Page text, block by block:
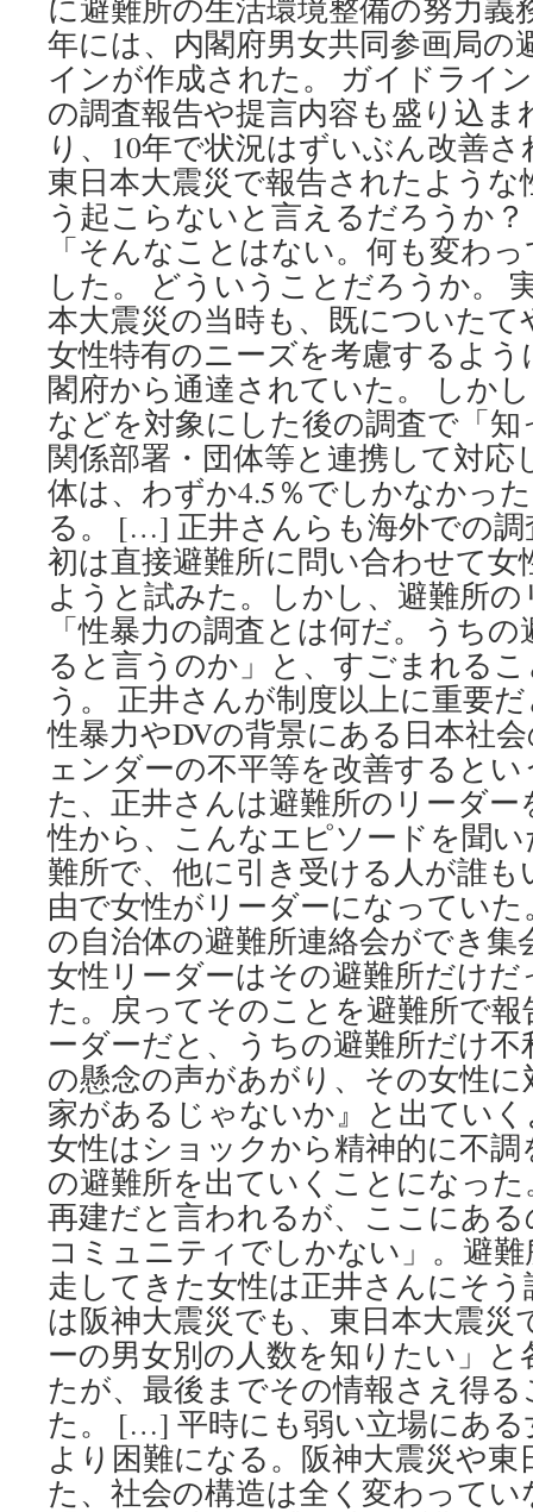
に避難所の生活環境整備の努力義
年には、内閣府男女共同参画局の
インが作成された。 ガイドライ
の調査報告や提言内容も盛り込
り、10年で状況はずいぶん改善
東日本大震災で報告されたよう
う起こらないと言えるだろうか
「そんなことはない。何も変わ
した。 どういうことだろうか。
本大震災の当時も、既についた
女性特有のニーズを考慮するよ
閣府から通達されていた。 しか
などを対象にした後の調査で「
関係部署・団体等と連携して対応
体は、わずか4.5％でしかなかっ
る。 […] 正井さんらも海外での調
初は直接避難所に問い合わせて
ようと試みた。しかし、避難所
「性暴力の調査とは何だ。うち
ると言うのか」と、すごまれる
う。 正井さんが制度以上に重要
性暴力やDVの背景にある日本社
ェンダーの不平等を改善すると
た、正井さんは避難所のリーダ
性から、こんなエピソードを聞
難所で、他に引き受ける人が誰
由で女性がリーダーになってい
の自治体の避難所連絡会ができ
女性リーダーはその避難所だけ
た。戻ってそのことを避難所で
ーダーだと、うちの避難所だけ
の懸念の声があがり、その女性
家があるじゃないか』と出てい
女性はショックから精神的に不
の避難所を出ていくことになっ
再建だと言われるが、ここにあ
コミュニティでしかない」。避
走してきた女性は正井さんにそ
は阪神大震災でも、東日本大震災
ーの男女別の人数を知りたい」
たが、最後までその情報さえ得
た。 […] 平時にも弱い立場にある
より困難になる。阪神大震災や東
た、社会の構造は全く変わって